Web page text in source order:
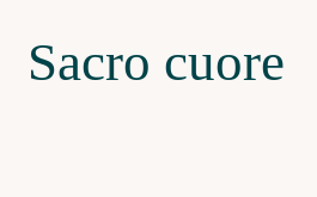
Sacro cuore